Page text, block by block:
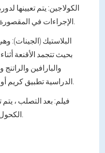
الكولاجين: يتم تعيينها
الإجراءات في المقصورة لرعاية الجلد الناضج بالفعل.
البلاستيك (الجينات):
بحيث تتجمد الأقنعة
والبارافين
الدراسية تطبيق كريم أو مصل من الدهون تحت قناع.
فيلم: بعد التصلب ،
الكحول البولي فينيل أو غراء النبات.